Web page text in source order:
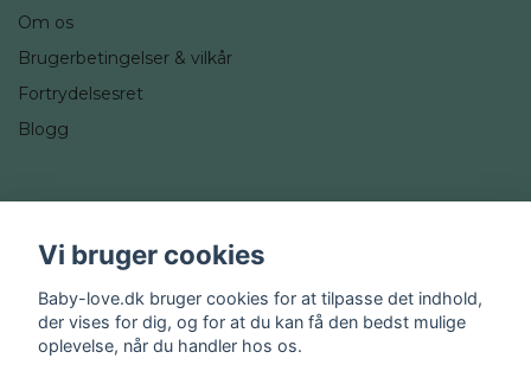
Om os
Brugerbetingelser & vilkår
Fortrydelsesret
Blogg
Instagram
Vi bruger cookies
Baby-love.dk bruger cookies for at tilpasse det indhold,
der vises for dig, og for at du kan få den bedst mulige
oplevelse, når du handler hos os.